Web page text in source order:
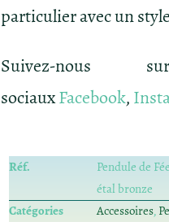
particulier avec un
Suivez-nous
sociauxFacebook,
Réf.
Pendule de
étal bronze
Catégories
Accessoires,